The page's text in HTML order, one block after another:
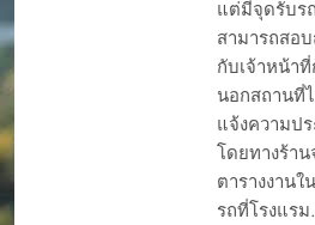
แต่มีจุดรับร
สามารถสอ
กับเจ้าหน้า
นอกสถานที่
แจ้งความป
โดยทางร้า
ตารางงาน
รถที่โรงแร